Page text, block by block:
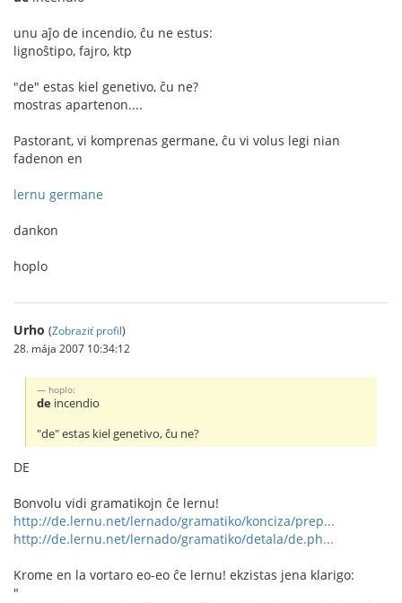
unu aĵo de incendio, ĉu ne estus:
lignoŝtipo, fajro, ktp
"de" estas kiel genetivo, ĉu ne?
mostras apartenon....
Pastorant, vi komprenas germane, ĉu vi volus legi nian
fadenon en
lernu germane
dankon
hoplo
Urho (Zobraziť profil)
28. mája 2007 10:34:12
hoplo:
de incendio
"de" estas kiel genetivo, ĉu ne?
DE
Bonvolu vidi gramatikojn ĉe lernu!
http://de.lernu.net/lernado/gramatiko/konciza/prep...
http://de.lernu.net/lernado/gramatiko/detala/de.ph...
Krome en la vortaro eo-eo ĉe lernu! ekzistas jena klarigo:
"